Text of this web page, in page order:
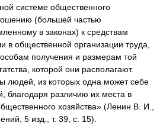
системе общественного
(большей частью
в законах) к средствам
в общественной организации труда,
получения и размерам той
которой они располагают.
людей, из которых одна может себе
благодаря различию их места в
хозяйства» (Ленин В. И.,
5 изд., т. 39, с. 15).